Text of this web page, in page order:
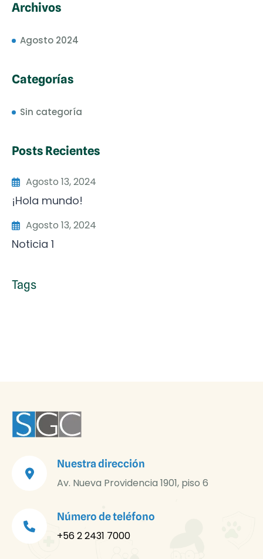
Archivos
Agosto 2024
Categorías
Sin categoría
Posts Recientes
Agosto 13, 2024
¡Hola mundo!
Agosto 13, 2024
Noticia 1
Tags
Nuestra dirección
Av. Nueva Providencia 1901, piso 6
Número de teléfono
+56 2 2431 7000